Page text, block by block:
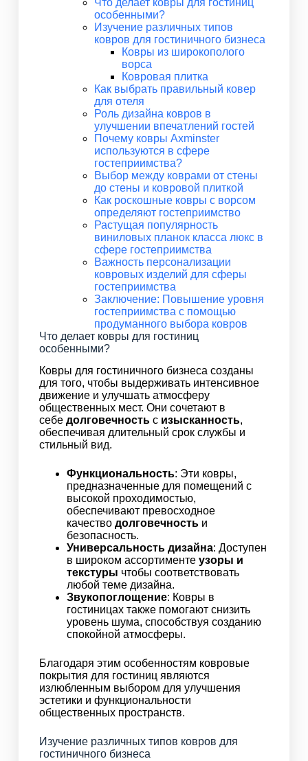
особенными?
Изучение различных типов
ковров для гостиничного бизнеса
Ковры из широкополого
ворса
Ковровая плитка
Как выбрать правильный ковер
для отеля
Роль дизайна ковров в
улучшении впечатлений гостей
Почему ковры Axminster
используются в сфере
гостеприимства?
Выбор между коврами от стены
до стены и ковровой плиткой
Как роскошные ковры с ворсом
определяют гостеприимство
Растущая популярность
виниловых планок класса люкс в
сфере гостеприимства
Важность персонализации
ковровых изделий для сферы
гостеприимства
Заключение: Повышение уровня
гостеприимства с помощью
продуманного выбора ковров
Что делает ковры для гостиниц
особенными?
Ковры для гостиничного бизнеса созданы
для того, чтобы выдерживать интенсивное
движение и улучшать атмосферу
общественных мест. Они сочетают в
себе долговечностьс изысканность,
обеспечивая длительный срок службы и
стильный вид.
Функциональность: Эти ковры,
предназначенные для помещений с
высокой проходимостью,
обеспечивают превосходное
качество долговечностьи
безопасность.
Универсальность дизайна: Доступен
в широком ассортименте узоры и
текстуры чтобы соответствовать
любой теме дизайна.
Звукопоглощение: Ковры в
гостиницах также помогают снизить
уровень шума, способствуя созданию
спокойной атмосферы.
Благодаря этим особенностям ковровые
покрытия для гостиниц являются
излюбленным выбором для улучшения
эстетики и функциональности
общественных пространств.
Изучение различных типов ковров для
гостиничного бизнеса